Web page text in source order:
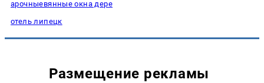
арочныевянные окна дере
отель липецк
Размещение рекламы